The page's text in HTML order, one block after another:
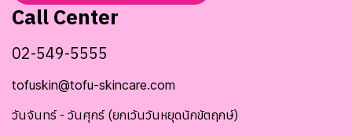
Call Center
02-549-5555
tofuskin@tofu-skincare.com
วันจันทร์ - วันศุกร์ (ยกเว้นวันหยุดนักขัตฤกษ์)